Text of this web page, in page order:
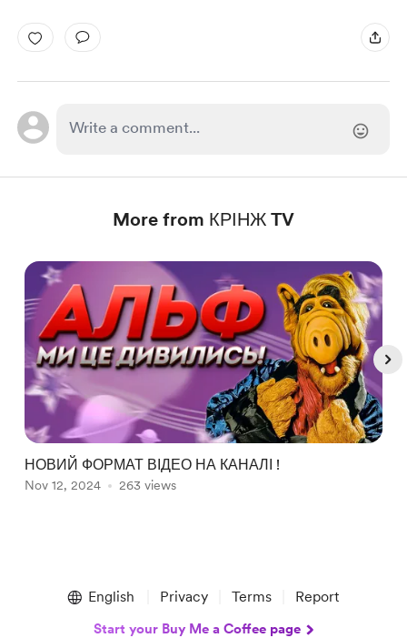
More from КРІНЖ TV
НОВИЙ ФОРМАТ ВІДЕО НА КАНАЛІ !
Nov 12, 2024 263 views
English Privacy Terms Report
Start your Buy Me a Coffee page